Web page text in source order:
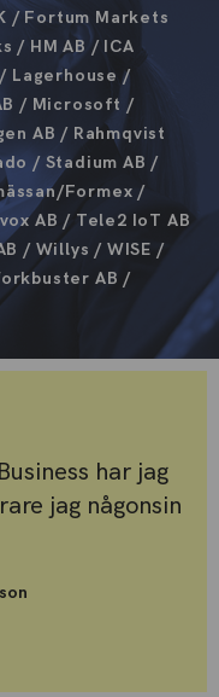
/ Fortum Markets
/ HM AB / ICA
Lagerhouse /
/ Microsoft /
AB / Rahmqvist
/ Stadium AB /
Formex /
AB / Tele2 IoT AB
/ Willys / WISE /
AB /
har jag
jag någonsin